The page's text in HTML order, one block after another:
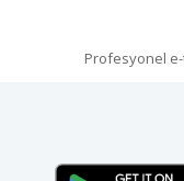
Profesyonel